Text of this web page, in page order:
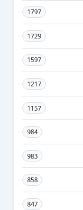
1797
1729
1597
1217
1157
984
983
858
847